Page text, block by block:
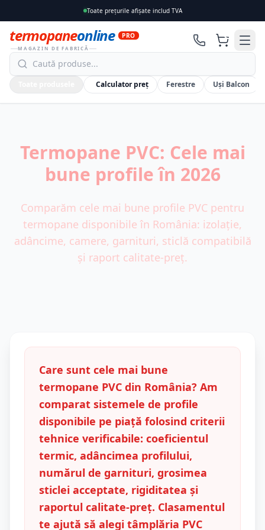
Toate prețurile afișate includ TVA
termopaneonline PRO
MAGAZIN DE FABRICĂ
Calculator preț Ferestre Uși Balcon
Termopane PVC: Cele mai
bune profile în 2026
Comparăm cele mai bune profile PVC pentru
termopane disponibile în România: izolație,
adâncime, camere, garnituri, sticlă compatibilă
și raport calitate-preț.
Care sunt cele mai bune
termopane PVC din România? Am
comparat sistemele de profile
disponibile pe piață folosind criterii
tehnice verificabile: coeficientul
termic, adâncimea profilului,
numărul de garnituri, grosimea
sticlei acceptate, rigiditatea și
raportul calitate-preț. Clasamentul
te ajută să alegi tâmplăria PVC